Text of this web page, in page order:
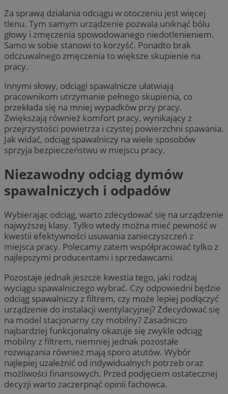
Za sprawą działania odciągu w otoczeniu jest więcej
tlenu. Tym samym urządzenie pozwala uniknąć bólu
głowy i zmęczenia spowodowanego niedotlenieniem.
Samo w sobie stanowi to korzyść. Ponadto brak
odczuwalnego zmęczenia to większe skupienie na
pracy.
Innymi słowy, odciągi spawalnicze ułatwiają
pracownikom utrzymanie pełnego skupienia, co
przekłada się na mniej wypadków przy pracy.
Zwiększają również komfort pracy, wynikający z
przejrzystości powietrza i czystej powierzchni spawania.
Jak widać, odciąg spawalniczy na wiele sposobów
sprzyja bezpieczeństwu w miejscu pracy.
Niezawodny odciąg dymów
spawalniczych i odpadów
Wybierając odciąg, warto zdecydować się na urządzenie
najwyższej klasy. Tylko wtedy można mieć pewność w
kwestii efektywności usuwania zanieczyszczeń z
miejsca pracy. Polecamy zatem współpracować tylko z
najlepszymi producentami i sprzedawcami.
Pozostaje jednak jeszcze kwestia tego, jaki rodzaj
wyciągu spawalniczego wybrać. Czy odpowiedni będzie
odciąg spawalniczy z filtrem, czy może lepiej podłączyć
urządzenie do instalacji wentylacyjnej? Zdecydować się
na model stacjonarny czy mobilny? Zasadniczo
najbardziej funkcjonalny okazuje się zwykle odciąg
mobilny z filtrem, niemniej jednak pozostałe
rozwiązania również mają sporo atutów. Wybór
najlepiej uzależnić od indywidualnych potrzeb oraz
możliwości finansowych. Przed podjęciem ostatecznej
decyzji warto zaczerpnąć opinii fachowca.